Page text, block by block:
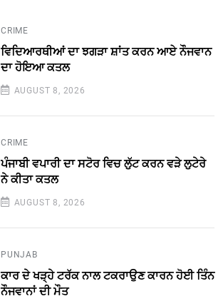
CRIME
ਵਿਦਿਆਰਥੀਆਂ ਦਾ ਝਗੜਾ ਸ਼ਾਂਤ ਕਰਨ ਆਏ ਨੌਜਵਾਨ
ਦਾ ਹੋਇਆ ਕਤਲ
AUGUST 8, 2026
CRIME
ਪੰਜਾਬੀ ਵਪਾਰੀ ਦਾ ਸਟੋਰ ਵਿਚ ਲੁੱਟ ਕਰਨ ਵੜੇ ਲੁਟੇਰੇ
ਨੇ ਕੀਤਾ ਕਤਲ
AUGUST 8, 2026
PUNJAB
ਕਾਰ ਦੇ ਖੜ੍ਹੇ ਟਰੱਕ ਨਾਲ ਟਕਰਾਉਣ ਕਾਰਨ ਹੋਈ ਤਿੰਨ
ਨੌਜਵਾਨਾਂ ਦੀ ਮੌਤ